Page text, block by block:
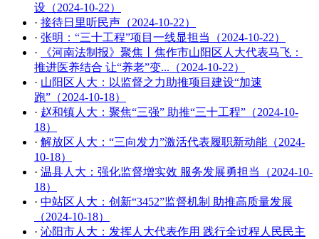
设（2024-10-22）
· 接待日里听民声（2024-10-22）
· 张明：“三十工程”项目一线显担当（2024-10-22）
·
《河南法制报》聚焦丨焦作市山阳区人大代表马飞：
推进医养结合 让“养老”变...（2024-10-22）
· 山阳区人大：以监督之力助推项目建设“加速
跑”（2024-10-18）
· 赵和镇人大：聚焦“三强” 助推“三十工程”（2024-10-
18）
· 解放区人大：“三向发力”激活代表履职新动能（2024-
10-18）
· 温县人大：强化监督增实效 服务发展勇担当（2024-10-
18）
· 中站区人大：创新“3452”监督机制 助推高质量发展
（2024-10-18）
· 沁阳市人大：发挥人大代表作用 践行全过程人民民主